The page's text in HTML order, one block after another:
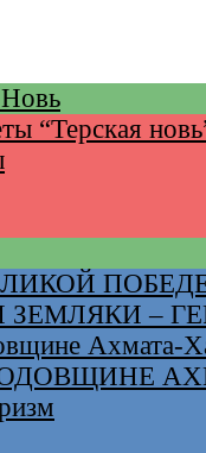
Новь
“Терская
–
Ахмата-